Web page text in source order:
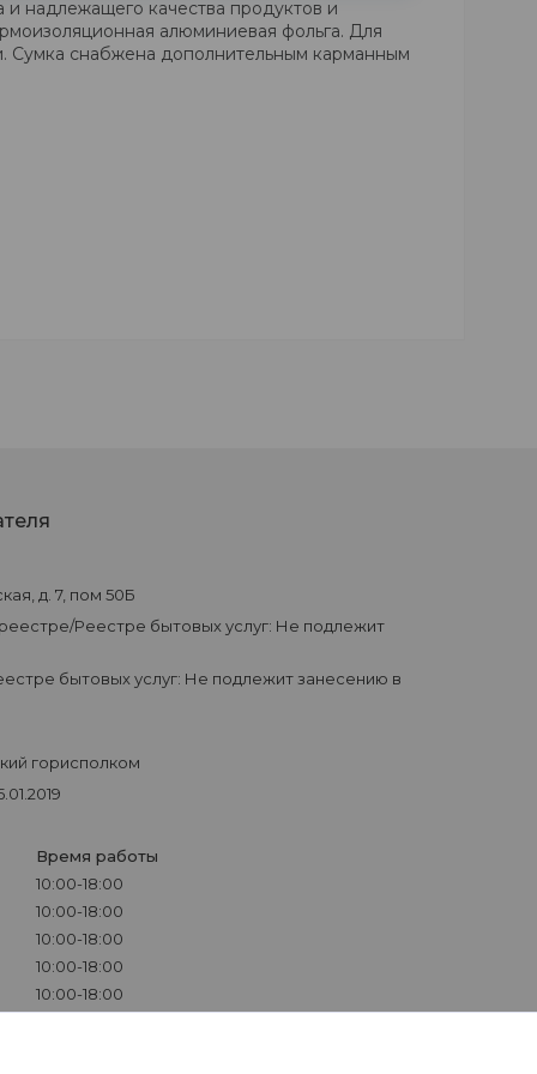
и надлежащего качества продуктов и
алюминиевая фольга. Для
Сумка снабжена дополнительным карманным
д. 7, пом 50Б
Реестре бытовых услуг: Не подлежит
бытовых услуг: Не подлежит занесению в
горисполком
Время работы
10:00-18:00
10:00-18:00
10:00-18:00
10:00-18:00
10:00-18:00